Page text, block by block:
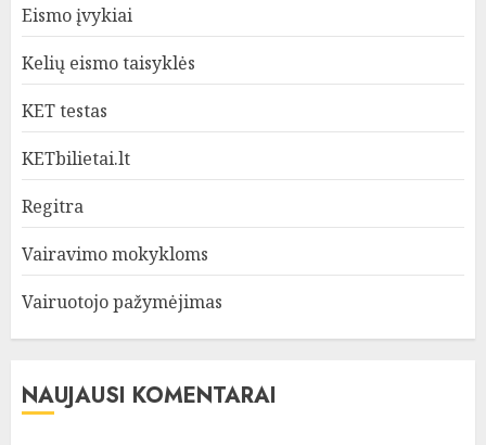
Eismo įvykiai
Kelių eismo taisyklės
KET testas
KETbilietai.lt
Regitra
Vairavimo mokykloms
Vairuotojo pažymėjimas
NAUJAUSI KOMENTARAI